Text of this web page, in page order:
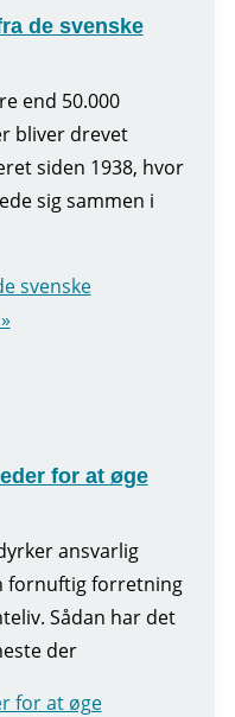
de svenske
end 50.000
bliver drevet
siden 1938, hvor
sig sammen i
svenske
for at øge
ansvarlig
fornuftig forretning
Sådan har det
der
for at øge